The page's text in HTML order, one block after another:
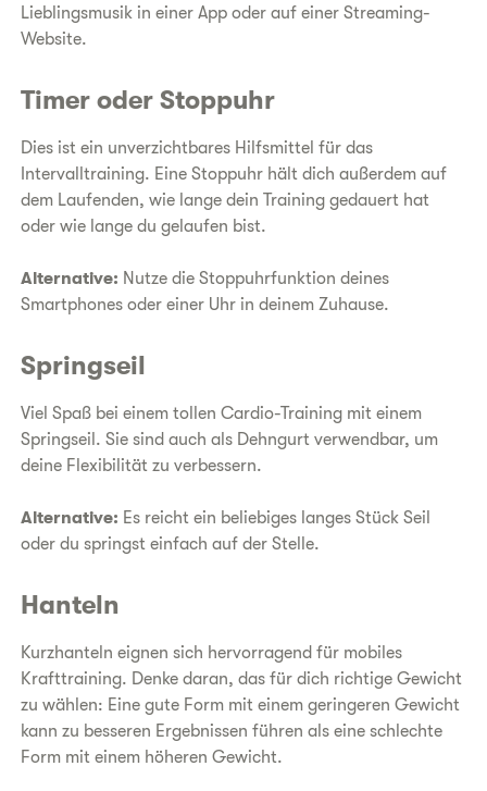
Lieblingsmusik in einer App oder auf einer Streaming-
Website.
Timer oder Stoppuhr
Dies ist ein unverzichtbares Hilfsmittel für das
Intervalltraining. Eine Stoppuhr hält dich außerdem auf
dem Laufenden, wie lange dein Training gedauert hat
oder wie lange du gelaufen bist.
Alternative: Nutze die Stoppuhrfunktion deines
Smartphones oder einer Uhr in deinem Zuhause.
Springseil
Viel Spaß bei einem tollen Cardio-Training mit einem
Springseil. Sie sind auch als Dehngurt verwendbar, um
deine Flexibilität zu verbessern.
Alternative: Es reicht ein beliebiges langes Stück Seil
oder du springst einfach auf der Stelle.
Hanteln
Kurzhanteln eignen sich hervorragend für mobiles
Krafttraining. Denke daran, das für dich richtige Gewicht
zu wählen: Eine gute Form mit einem geringeren Gewicht
kann zu besseren Ergebnissen führen als eine schlechte
Form mit einem höheren Gewicht.